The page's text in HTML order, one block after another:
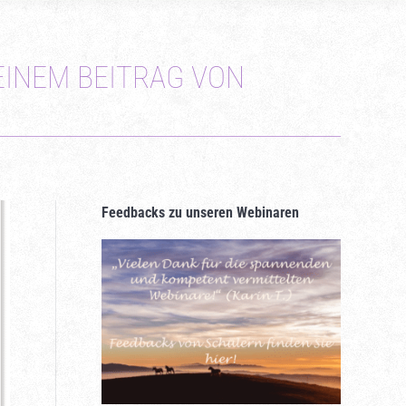
BEITRAG VON
Feedbacks zu unseren Webinaren